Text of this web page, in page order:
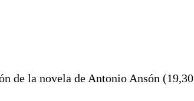
de la novela de Antonio Ansón (19,30